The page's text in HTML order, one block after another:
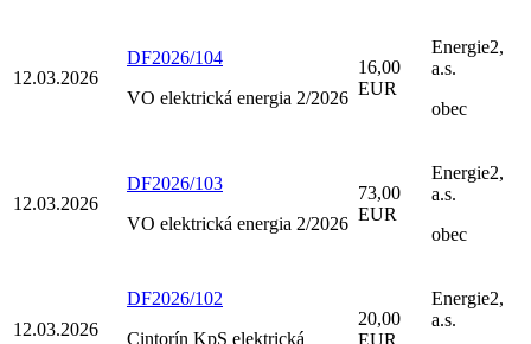
12.03.2026
DF2026/104
VO elektrická energia 2/2026
16,00
EUR
Energie2,
a.s.
obec
12.03.2026
DF2026/103
VO elektrická energia 2/2026
73,00
EUR
Energie2,
a.s.
obec
12.03.2026
DF2026/102
Cintorín KpS elektrická
20,00
EUR
Energie2,
a.s.